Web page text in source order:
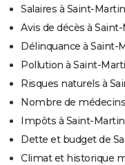
Salaires à Saint-
Avis de décès à
Délinquance à
Pollution à Saint-
Risques naturels à
Nombre de
Impôts à Saint-
Dette et budget de
Climat et historique